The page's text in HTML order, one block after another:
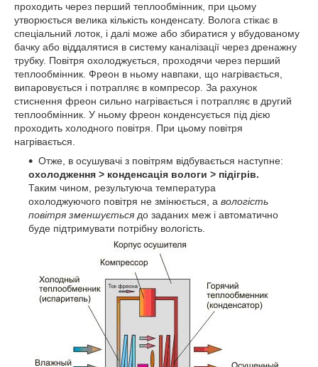
проходить через перший теплообмінник, при цьому
утворюється велика кількість конденсату. Волога стікає в
спеціальний лоток, і далі може або збиратися у вбудованому
бачку або віддалятися в систему каналізації через дренажну
трубку. Повітря охолоджується, проходячи через перший
теплообмінник. Фреон в ньому навпаки, що нагрівається,
випаровується і потрапляє в компресор. За рахунок
стиснення фреон сильно нагрівається і потрапляє в другий
теплообмінник. У ньому фреон конденсується під дією
проходить холодного повітря. При цьому повітря
нагрівається.
Отже, в осушувачі з повітрям відбувається наступне:
охолодження > конденсація вологи > підігрів.
Таким чином, результуюча температура
охолоджуючого повітря не змінюється, а вологість
повітря зменшується до заданих меж і автоматично
буде підтримувати потрібну вологість.